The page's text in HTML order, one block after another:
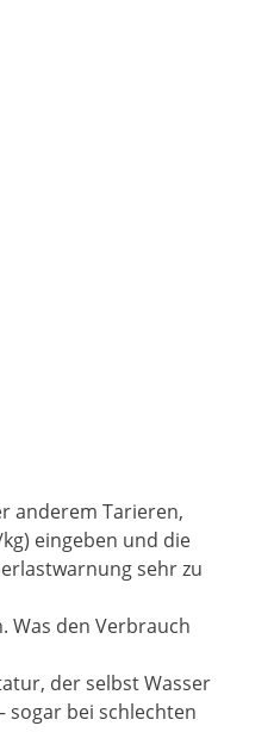
anderem Tarieren,
eingeben und die
sehr zu
Was den Verbrauch
der selbst Wasser
sogar bei schlechten